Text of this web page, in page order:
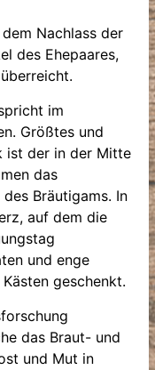
Nachlass der
des Ehepaares,
im
Größtes und
ist der in der Mitte
das
Bräutigams. In
auf dem die
und enge
geschenkt.
das Braut- und
und Mut in